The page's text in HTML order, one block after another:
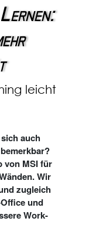
Lernen:
leicht
auch
von MSI für
Wir
zugleich
und
Work-